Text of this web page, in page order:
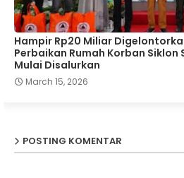
Hampir Rp20 Miliar
Perbaikan Rumah Korban Siklon
Mulai Disalurkan
March 15, 2026
POSTING KOMENTAR